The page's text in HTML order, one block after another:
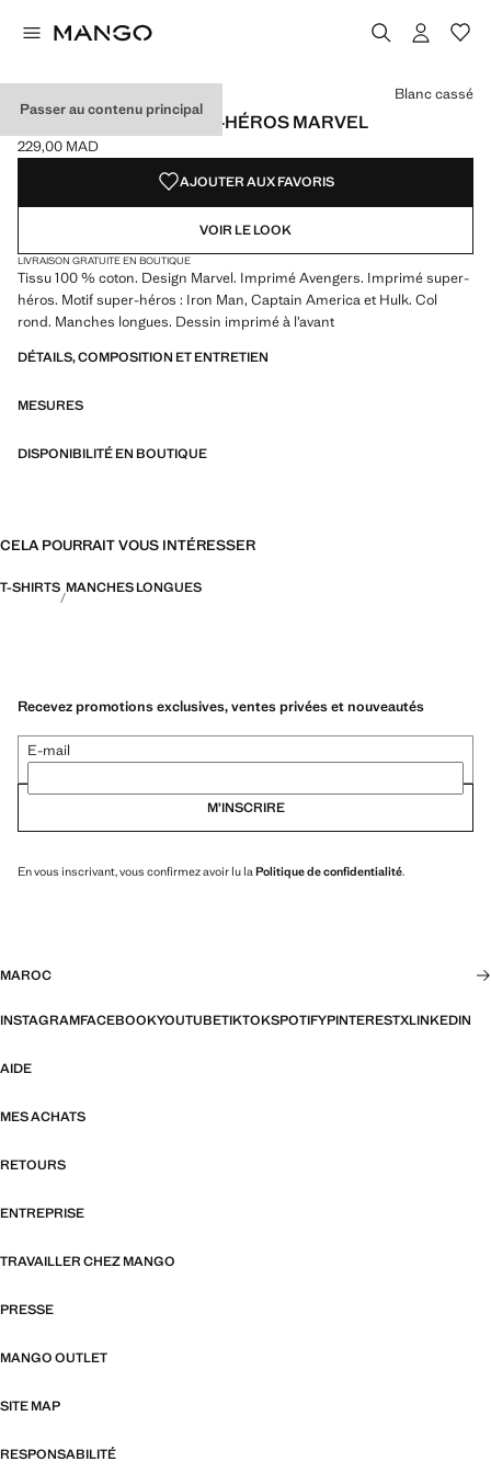
Passer au contenu principal
T-SHIRT COTON SUPER-HÉROS MARVEL
Prix actuel [229,00 MAD ]
229,00 MAD
Choisissez une couleur
Couleur Blanc cassé sélectionnée
Blanc cassé
AJOUTER AUX FAVORIS
VOIR LE LOOK
LIVRAISON GRATUITE EN BOUTIQUE
Tissu 100 % coton. Design Marvel. Imprimé Avengers. Imprimé super-
héros. Motif super-héros : Iron Man, Captain America et Hulk. Col
rond. Manches longues. Dessin imprimé à l’avant
DÉTAILS, COMPOSITION ET ENTRETIEN
MESURES
DISPONIBILITÉ EN BOUTIQUE
CELA POURRAIT VOUS INTÉRESSER
T-SHIRTS MANCHES LONGUES
Recevez promotions exclusives, ventes privées et nouveautés
E-mail
M’INSCRIRE
En vous inscrivant, vous confirmez avoir lu la Politique de confidentialité.
MAROC
INSTAGRAMFACEBOOKYOUTUBETIKTOKSPOTIFYPINTERESTXLINKEDIN
AIDE
MES ACHATS
RETOURS
ENTREPRISE
TRAVAILLER CHEZ MANGO
PRESSE
MANGO OUTLET
SITE MAP
RESPONSABILITÉ